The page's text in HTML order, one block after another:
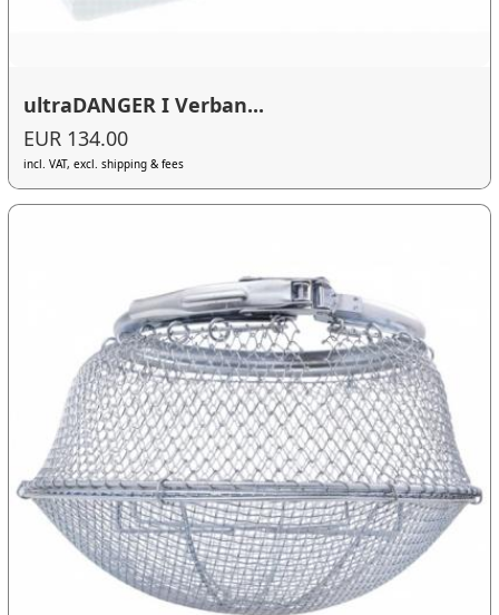
ultraDANGER I Verban...
EUR 134.00
incl. VAT, excl. shipping & fees